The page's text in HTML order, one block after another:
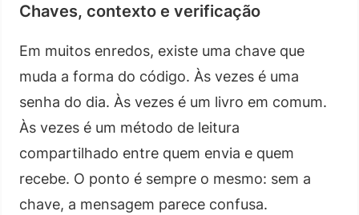
Chaves, contexto e verificação
Em muitos enredos, existe uma chave que
muda a forma do código. Às vezes é uma
senha do dia. Às vezes é um livro em comum.
Às vezes é um método de leitura
compartilhado entre quem envia e quem
recebe. O ponto é sempre o mesmo: sem a
chave, a mensagem parece confusa.